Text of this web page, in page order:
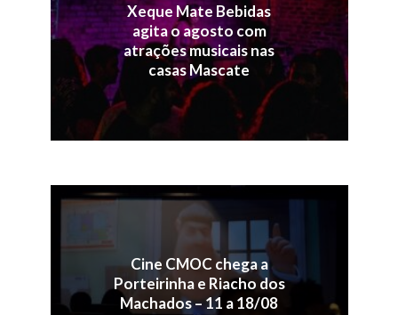
Xeque Mate Bebidas
agita o agosto com
atrações musicais nas
casas Mascate
Cine CMOC chega a
Porteirinha e Riacho dos
Machados – 11 a 18/08